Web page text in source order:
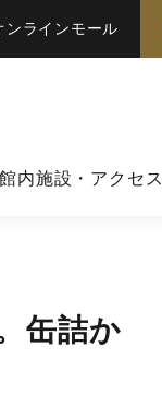
ンラインモール
館内施設・アクセス
缶詰か